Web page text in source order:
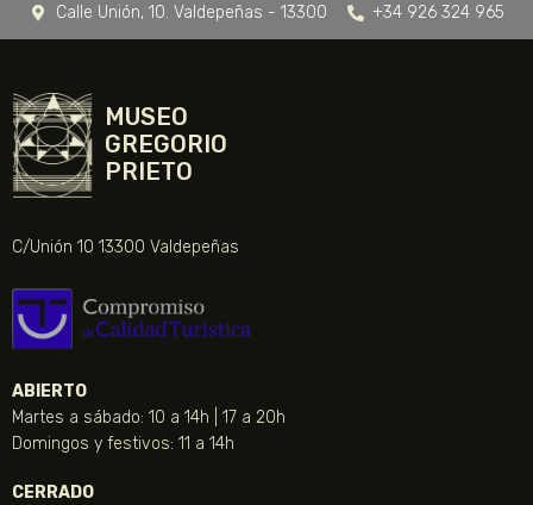
Calle Unión, 10. Valdepeñas - 13300
+34 926 324 965
MUSEO
GREGORIO
PRIETO
C/Unión 10 13300 Valdepeñas
ABIERTO
Martes a sábado: 10 a 14h | 17 a 20h
Domingos y festivos: 11 a 14h
CERRADO